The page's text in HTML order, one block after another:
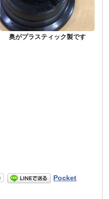
奥がプラスティック製です
Pocket